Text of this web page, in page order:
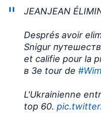
JEANJEAN
Després avoir
Snigur
et califie pour la
в 3e tour de
L'Ukrainienne
top 60.